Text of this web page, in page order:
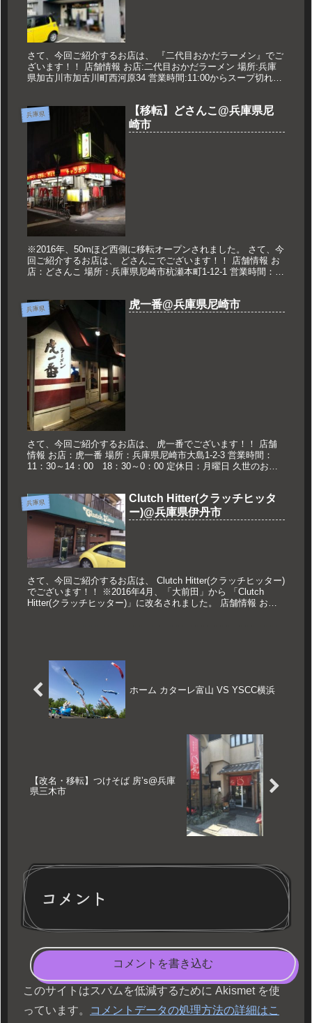
さて、今回ご紹介するお店は、 『二代目おかだラーメン』でご
ざいます！！ 店舗情報 お店:二代目おかだラーメン 場所:兵庫
県加古川市加古川町西河原34 営業時間:11:00からスープ切れま
兵庫県
【移転】どさんこ@兵庫県尼
崎市
※2016年、50mほど西側に移転オープンされました。 さて、今
回ご紹介するお店は、 どさんこでございます！！ 店舗情報 お
店：どさんこ 場所：兵庫県尼崎市杭瀬本町1-12-1 営業時間：
兵庫県 虎一番@兵庫県尼崎市
さて、今回ご紹介するお店は、 虎一番でございます！！ 店舗
情報 お店：虎一番 場所：兵庫県尼崎市大島1-2-3 営業時間：
11：30～14：00 18：30～0：00 定休日：月曜日 久世のおス
兵庫県
Clutch Hitter(クラッチヒッタ
ー)@兵庫県伊丹市
さて、今回ご紹介するお店は、 Clutch Hitter(クラッチヒッター)
でございます！！ ※2016年4月、「大前田」から 「Clutch
Hitter(クラッチヒッター)」に改名されました。 店舗情報 お
ホーム カターレ富山 VS YSCC横浜
【改名・移転】つけそば 房’s@兵庫
県三木市
コメント
コメントを書き込む
このサイトはスパムを低減するために Akismet を使
っています。
コメントデータの処理方法の詳細はこ